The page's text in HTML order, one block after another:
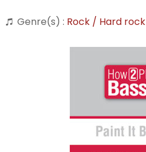
Genre(s) : Rock / Hard rock